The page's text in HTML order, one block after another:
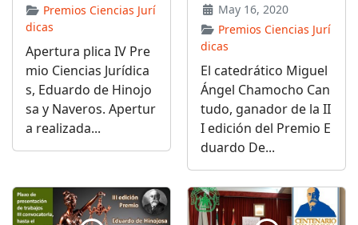
Premios Ciencias Jurí
dicas
Apertura plica IV Pre
mio Ciencias Jurídica
s, Eduardo de Hinojo
sa y Naveros. Apertur
a realizada...
May 16, 2020
Premios Ciencias Jurí
dicas
El catedrático Miguel
Ángel Chamocho Can
tudo, ganador de la II
I edición del Premio E
duardo De...